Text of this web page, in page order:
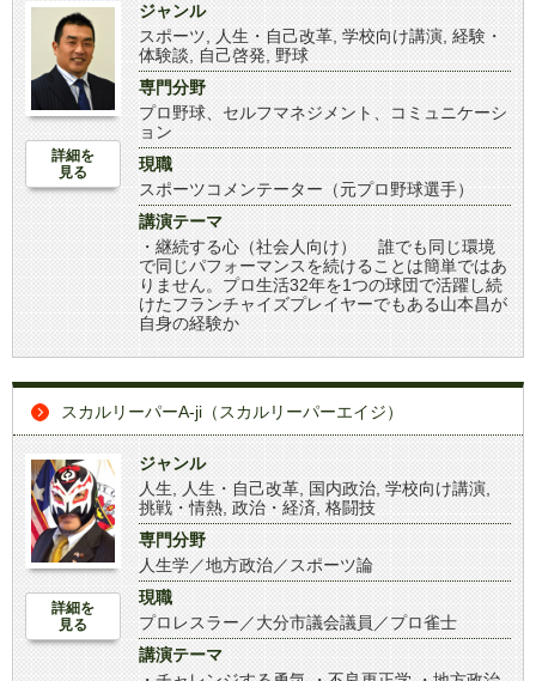
詳細を
見る
ジャンル
スポーツ
人生・自己改革 学校向け講演 経験・
体験談
自己啓発 野球
専門分野
プロ野球、セルフマネジメント、コミュニケーシ
ョン
現職
スポーツコメンテーター（元プロ野球選手）
講演テーマ
・継続する心（社会人向け） 誰でも同じ環境
で同じパフォーマンスを続けることは簡単ではあ
りません。プロ生活32年を1つの球団で活躍し続
けたフランチャイズプレイヤーでもある山本昌が
自身の経験か
スカルリーパーA-ji（スカルリーパーエイジ）
詳細を
見る
ジャンル
人生
人生・自己改革 国内政治 学校向け講演
挑戦・情熱 政治・経済 格闘技
専門分野
人生学／地方政治／スポーツ論
現職
プロレスラー／大分市議会議員／プロ雀士
講演テーマ